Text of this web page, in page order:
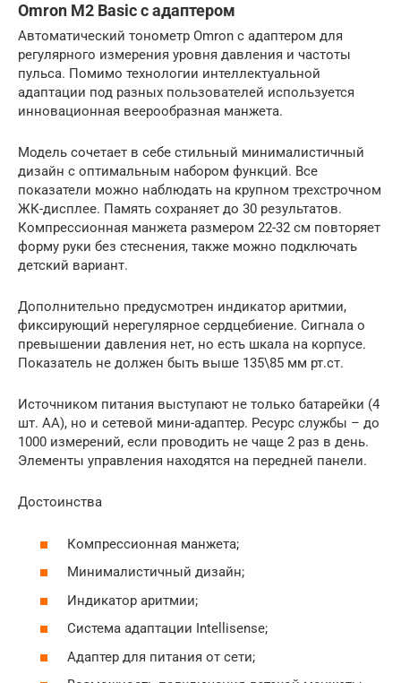
Omron M2 Basic с адаптером
Автоматический тонометр Omron с адаптером для
регулярного измерения уровня давления и частоты
пульса. Помимо технологии интеллектуальной
адаптации под разных пользователей используется
инновационная веерообразная манжета.
Модель сочетает в себе стильный минималистичный
дизайн с оптимальным набором функций. Все
показатели можно наблюдать на крупном трехстрочном
ЖК-дисплее. Память сохраняет до 30 результатов.
Компрессионная манжета размером 22-32 см повторяет
форму руки без стеснения, также можно подключать
детский вариант.
Дополнительно предусмотрен индикатор аритмии,
фиксирующий нерегулярное сердцебиение. Сигнала о
превышении давления нет, но есть шкала на корпусе.
Показатель не должен быть выше 135\85 мм рт.ст.
Источником питания выступают не только батарейки (4
шт. АА), но и сетевой мини-адаптер. Ресурс службы – до
1000 измерений, если проводить не чаще 2 раз в день.
Элементы управления находятся на передней панели.
Достоинства
Компрессионная манжета;
Минималистичный дизайн;
Индикатор аритмии;
Система адаптации Intellisense;
Адаптер для питания от сети;